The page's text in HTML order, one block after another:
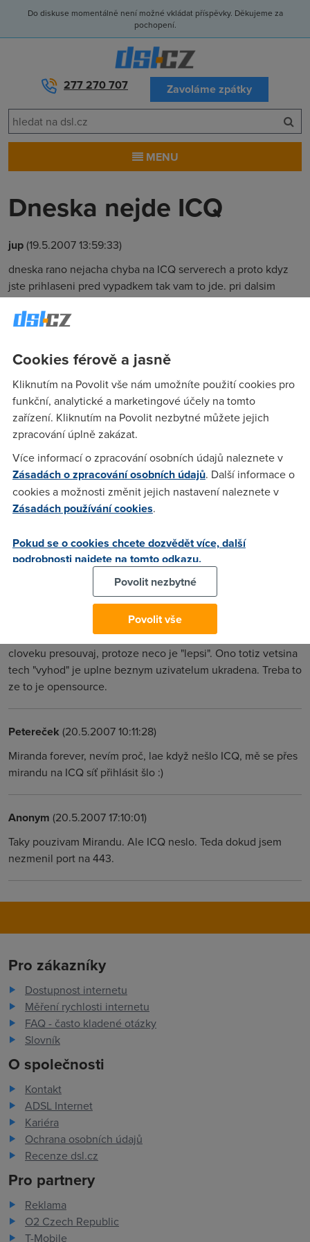
Do diskuse momentálně není možné vkládat příspěvky. Děkujeme za
pochopení.
277 270 707 Zavoláme zpátky
MENU
Dneska nejde ICQ
jup(19.5.2007 13:59:33)
dneska rano nejacha chyba na ICQ serverech a proto kdyz
jste prihlaseni pred vypadkem tak vam to jde. pri dalsim
prihlaseni je sluzba nedostupna!
Anonym(19.5.2007 14:21:31)
staci zmenit pripojovaci port na 443
Anonym(19.5.2007 16:55:14)
problemech
Anonym(19.5.2007 17:31:27)
opensource a ma narozdil od ICQ vyresene kodovani.
(19.5.2007 20:13:03)
Omg, jdete uz s tim nekonecnym flame icq/msn/jabber
nekam. Uz vidim jak se vsechny kontakty kvuli jednomu
cloveku presouvaj, protoze neco je "lepsi". Ono totiz vetsina
tech "vyhod" je uplne beznym uzivatelum ukradena. Treba to
ze to je opensource.
Petereček (20.5.2007 10:11:28)
Miranda forever, nevím proč, lae když nešlo ICQ, mě se přes
mirandu na ICQ síť přihlásit šlo :)
Anonym (20.5.2007 17:10:01)
Taky pouzivam Mirandu. Ale ICQ neslo. Teda dokud jsem
nezmenil port na 443.
Pro zákazníky
Dostupnost internetu
Měření rychlosti internetu
FAQ - často kladené otázky
Slovník
O společnosti
Kontakt
ADSL Internet
Kariéra
Ochrana osobních údajů
Recenze dsl.cz
Pro partnery
Reklama
O2 Czech Republic
T-Mobile
Cookies férově a jasně
Kliknutím na Povolit vše nám umožníte použití cookies pro
funkční, analytické a marketingové účely na tomto
zařízení. Kliknutím na Povolit nezbytné můžete jejich
zpracování úplně zakázat.
Více informací o zpracování osobních údajů naleznete v
Zásadách o zpracování osobních údajů. Další informace o
cookies a možnosti změnit jejich nastavení naleznete v
Zásadách používání cookies.
Pokud se o cookies chcete dozvědět více, další
podrobnosti najdete na tomto odkazu.
Povolit nezbytné
Povolit vše